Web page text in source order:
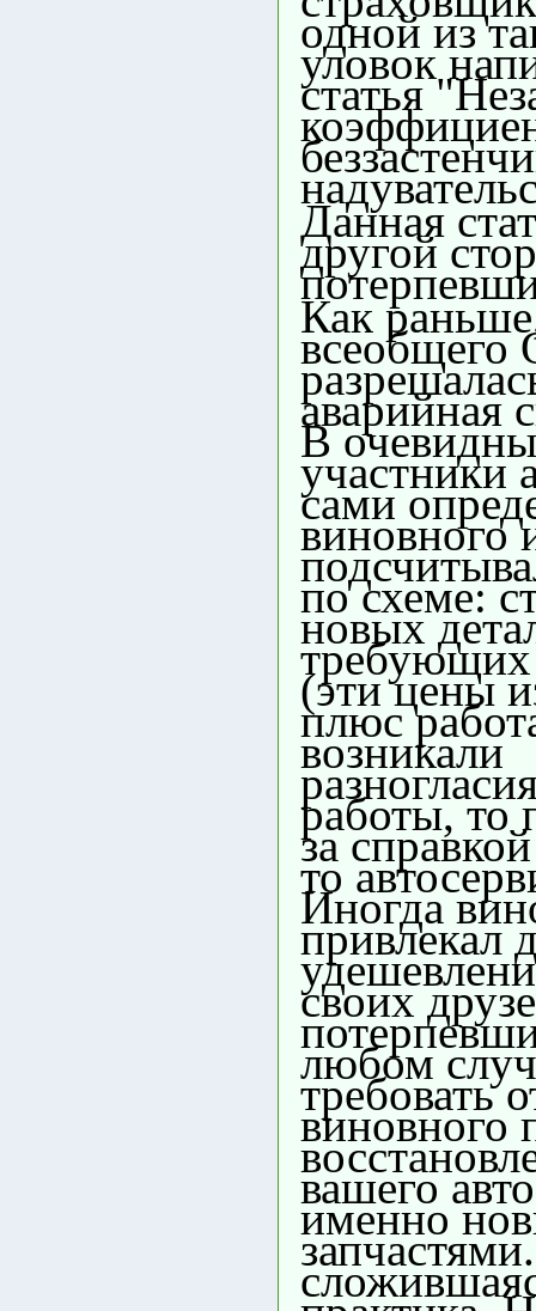
одной из
уловок
статья
Данная
другой
Как
аварийная
В
участники
сами
виновного
по схеме:
новых
(эти цены
плюс
возникали
работы, то
за
то
Иногда
привлекал
своих
любом
требовать
виновного
вашего
именно